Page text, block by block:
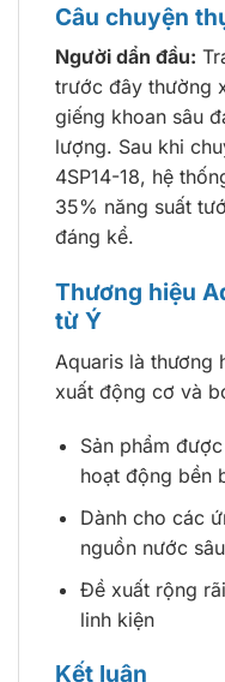
Câu chuyện
Người dẩn đầu:
trước đây thường
giếng khoan sâu
lượng. Sau khi
4SP14-18, hệ
35% năng suất
đáng kể.
Thương hiệu
từ Ý
Aquaris là thương
xuất động cơ và
Sản phẩm
hoạt động bền
Dành cho các
nguồn nước sâu
Đề xuất rộng
linh kiện
Kết luận